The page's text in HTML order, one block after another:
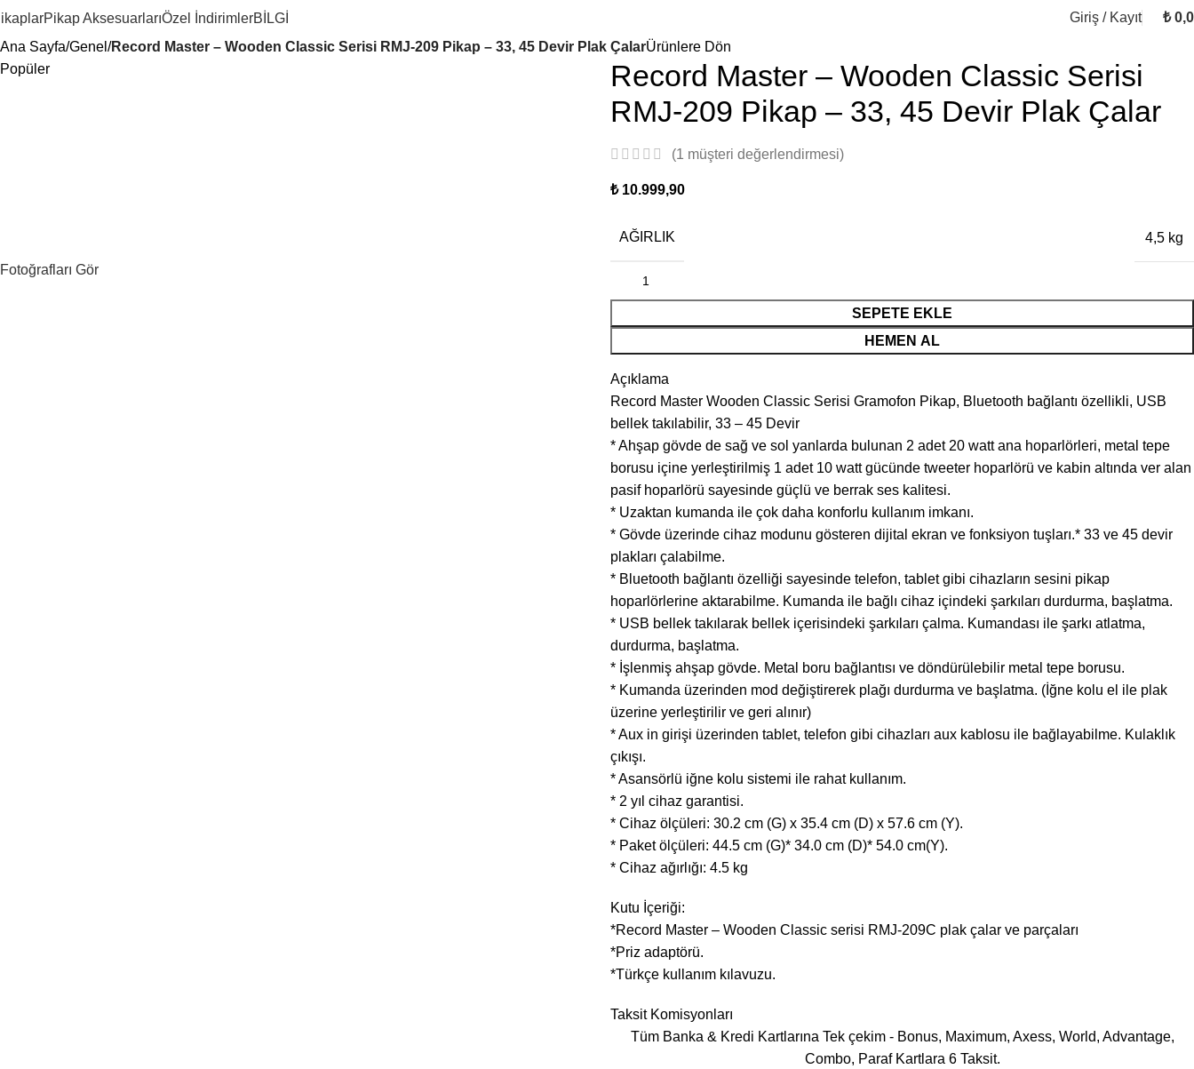
Pikap AksesuarlarıÖzel İndirimlerBİLGİ Giriş / Kayıt ₺
Ana Sayfa Genel Record Master – Wooden Classic Serisi RMJ-209 Pikap – 33, 45 Devir Plak ÇalarÜrünlere Dön
Popüler
Fotoğrafları Gör
Record Master – Wooden Classic Serisi
RMJ-209 Pikap – 33, 45 Devir Plak Çalar
(1 müşteri değerlendirmesi)
₺
AĞIRLIK 4,5 kg
SEPETE EKLE
HEMEN AL
Açıklama
Record Master Wooden Classic Serisi Gramofon Pikap, Bluetooth bağlantı özellikli, USB
bellek takılabilir, 33 – 45 Devir
* Ahşap gövde de sağ ve sol yanlarda bulunan 2 adet 20 watt ana hoparlörleri, metal tepe
borusu içine yerleştirilmiş 1 adet 10 watt gücünde tweeter hoparlörü ve kabin altında ver alan
pasif hoparlörü sayesinde güçlü ve berrak ses kalitesi.
* Uzaktan kumanda ile çok daha konforlu kullanım imkanı.
* Gövde üzerinde cihaz modunu gösteren dijital ekran ve fonksiyon tuşları.* 33 ve 45 devir
plakları çalabilme.
* Bluetooth bağlantı özelliği sayesinde telefon, tablet gibi cihazların sesini pikap
hoparlörlerine aktarabilme. Kumanda ile bağlı cihaz içindeki şarkıları durdurma, başlatma.
* USB bellek takılarak bellek içerisindeki şarkıları çalma. Kumandası ile şarkı atlatma,
durdurma, başlatma.
* İşlenmiş ahşap gövde. Metal boru bağlantısı ve döndürülebilir metal tepe borusu.
* Kumanda üzerinden mod değiştirerek plağı durdurma ve başlatma. (İğne kolu el ile plak
üzerine yerleştirilir ve geri alınır)
* Aux in girişi üzerinden tablet, telefon gibi cihazları aux kablosu ile bağlayabilme. Kulaklık
çıkışı.
* Asansörlü iğne kolu sistemi ile rahat kullanım.
* 2 yıl cihaz garantisi.
* Cihaz ölçüleri: 30.2 cm (G) x 35.4 cm (D) x 57.6 cm (Y).
* Paket ölçüleri: 44.5 cm (G)* 34.0 cm (D)* 54.0 cm(Y).
* Cihaz ağırlığı: 4.5 kg
Kutu İçeriği:
*Record Master – Wooden Classic serisi RMJ-209C plak çalar ve parçaları
*Priz adaptörü.
*Türkçe kullanım kılavuzu.
Taksit Komisyonları
Tüm Banka & Kredi Kartlarına Tek çekim - Bonus, Maximum, Axess, World, Advantage,
Combo, Paraf Kartlara 6 Taksit.